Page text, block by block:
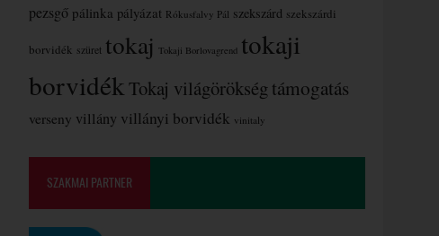
pezsgő pálinka pályázat Rókusfalvy Pál szekszárd szekszárdi
borvidék szüret tokaj Tokaji Borlovagrend tokaji
borvidékTokaj világörökségtámogatás
verseny villány villányi borvidék vinitaly
SZAKMAI PARTNER